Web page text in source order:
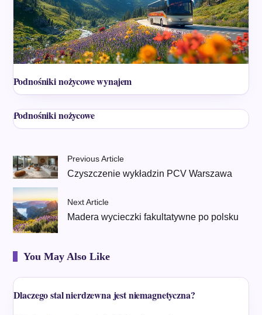
Podnośniki nożycowe wynajem
Podnośniki nożycowe
Previous Article
Czyszczenie wykładzin PCV Warszawa
Next Article
Madera wycieczki fakultatywne po polsku
You May Also Like
Dlaczego stal nierdzewna jest niemagnetyczna?